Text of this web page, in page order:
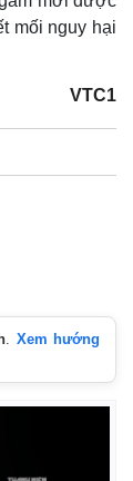
mối nguy hại
VTC1
. Xem hướng